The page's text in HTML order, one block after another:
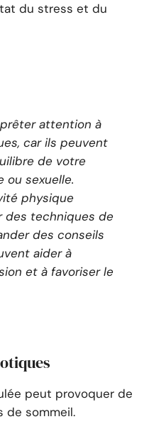
du stress et du
attention à
car ils peuvent
de votre
ou sexuelle.
physique
des techniques de
des conseils
aider à
et à favoriser le
peut provoquer de
de sommeil.